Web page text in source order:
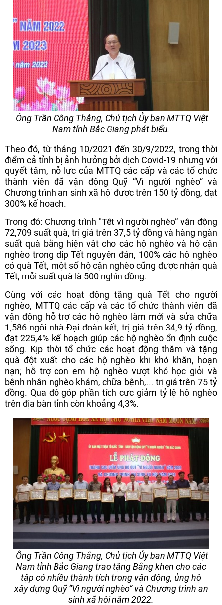
Ông Trần Công Thắng, Chủ tịch Ủy ban MTTQ Việt
Nam tỉnh Bắc Giang phát biểu.
Theo đó, từ tháng 10/2021 đến 30/9/2022, trong thời
điểm cả tỉnh bị ảnh hưởng bởi dịch Covid-19 nhưng với
quyết tâm, nỗ lực của MTTQ các cấp và các tổ chức
thành viên đã vận động Quỹ “Vì người nghèo” và
Chương trình an sinh xã hội được trên 150 tỷ đồng, đạt
300% kế hoạch.
Trong đó: Chương trình "Tết vì người nghèo” vận động
72,709 suất quà, trị giá trên 37,5 tỷ đồng và hàng ngàn
suất quà bằng hiện vật cho các hộ nghèo và hộ cận
nghèo trong dịp Tết nguyên đán, 100% các hộ nghèo
có quà Tết, một số hộ cận nghèo cũng được nhận quà
Tết, mỗi suất quà là 500 nghìn đồng.
Cùng với các hoạt động tặng quà Tết cho người
nghèo, MTTQ các cấp và các tổ chức thành viên đã
vận động hỗ trợ các hộ nghèo làm mới và sửa chữa
1,586 ngôi nhà Đại đoàn kết, trị giá trên 34,9 tỷ đồng,
đạt 225,4% kế hoạch giúp các hộ nghèo ổn định cuộc
sống. Kịp thời tổ chức các hoạt động thăm và tặng
quà đột xuất cho các hộ nghèo khi khó khăn, hoạn
nạn; hỗ trợ con em hộ nghèo vượt khó học giỏi và
bệnh nhân nghèo khám, chữa bệnh,... trị giá trên 75 tỷ
đồng. Qua đó góp phần tích cực giảm tỷ lệ hộ nghèo
trên địa bàn tỉnh còn khoảng 4,3%.
Ông Trần Công Thắng, Chủ tịch Ủy ban MTTQ Việt
Nam tỉnh Bắc Giang trao tặng Bằng khen cho các
tập có nhiều thành tích trong vận động, ủng hộ
xây dựng Quỹ “Vì người nghèo” và Chương trình an
sinh xã hội năm 2022.